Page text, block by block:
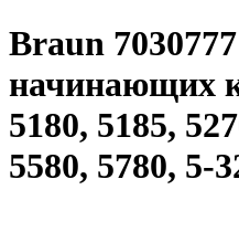
Braun
начинающих
5180, 5185,
5580, 5780, 5-